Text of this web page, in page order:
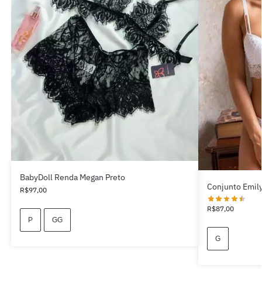
BabyDoll Renda Megan Preto
R$97,00
P GG
Conjunto
R$87,00
G